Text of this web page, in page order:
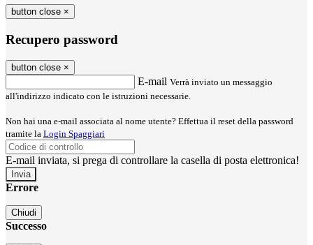
button close ×
Recupero password
button close ×
E-mail Verrà inviato un messaggio
all'indirizzo indicato con le istruzioni necessarie.
Non hai una e-mail associata al nome utente? Effettua il reset della password
tramite la Login Spaggiari
E-mail inviata, si prega di controllare la casella di posta elettronica!
Errore
Chiudi
Successo